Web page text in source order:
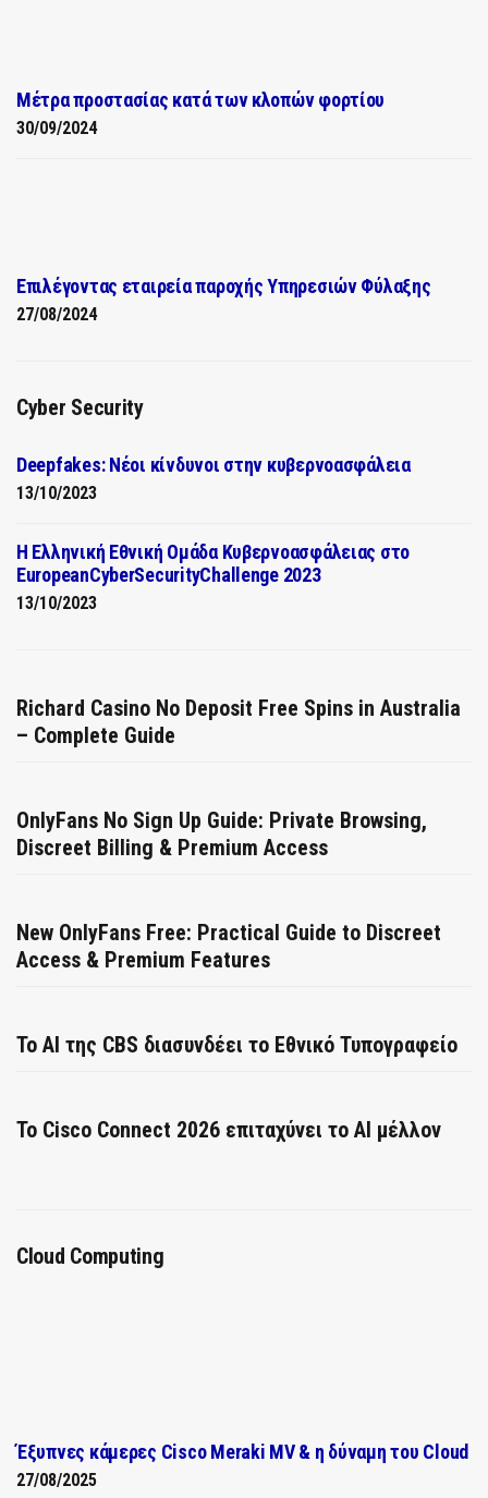
Μέτρα προστασίας κατά των κλοπών φορτίου
30/09/2024
Επιλέγοντας εταιρεία παροχής Υπηρεσιών Φύλαξης
27/08/2024
Cyber Security
Deepfakes: Νέοι κίνδυνοι στην κυβερνοασφάλεια
13/10/2023
Η Ελληνική Εθνική Ομάδα Κυβερνοασφάλειας στο
EuropeanCyberSecurityChallenge 2023
13/10/2023
Richard Casino No Deposit Free Spins in Australia
– Complete Guide
OnlyFans No Sign Up Guide: Private Browsing,
Discreet Billing & Premium Access
New OnlyFans Free: Practical Guide to Discreet
Access & Premium Features
Το AI της CBS διασυνδέει το Εθνικό Τυπογραφείο
Το Cisco Connect 2026 επιταχύνει το AI μέλλον
Cloud Computing
Έξυπνες κάμερες Cisco Meraki MV & η δύναμη του Cloud
27/08/2025